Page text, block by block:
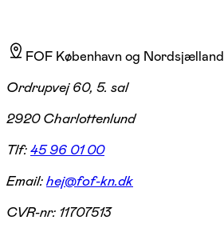
FOF København og Nordsjælland
Ordrupvej 60, 5. sal
2920 Charlottenlund
Tlf:45 96 01 00
Email:hej@fof-kn.dk
CVR-nr: 11707513